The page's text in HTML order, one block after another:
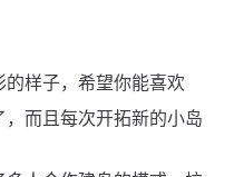
样子，希望你能喜欢
而且每次开拓新的小岛